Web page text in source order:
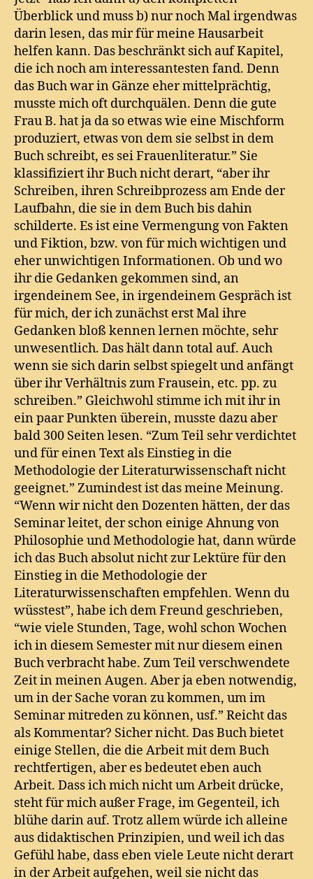
Überblick und muss b) nur noch Mal irgendwas
darin lesen, das mir für meine Hausarbeit
helfen kann. Das beschränkt sich auf Kapitel,
die ich noch am interessantesten fand. Denn
das Buch war in Gänze eher mittelprächtig,
musste mich oft durchquälen. Denn die gute
Frau B. hat ja da so etwas wie eine Mischform
produziert, etwas von dem sie selbst in dem
Buch schreibt, es sei Frauenliteratur.” Sie
klassifiziert ihr Buch nicht derart, “aber ihr
Schreiben, ihren Schreibprozess am Ende der
Laufbahn, die sie in dem Buch bis dahin
schilderte. Es ist eine Vermengung von Fakten
und Fiktion, bzw. von für mich wichtigen und
eher unwichtigen Informationen. Ob und wo
ihr die Gedanken gekommen sind, an
irgendeinem See, in irgendeinem Gespräch ist
für mich, der ich zunächst erst Mal ihre
Gedanken bloß kennen lernen möchte, sehr
unwesentlich. Das hält dann total auf. Auch
wenn sie sich darin selbst spiegelt und anfängt
über ihr Verhältnis zum Frausein, etc. pp. zu
schreiben.” Gleichwohl stimme ich mit ihr in
ein paar Punkten überein, musste dazu aber
bald 300 Seiten lesen. “Zum Teil sehr verdichtet
und für einen Text als Einstieg in die
Methodologie der Literaturwissenschaft nicht
geeignet.” Zumindest ist das meine Meinung.
“Wenn wir nicht den Dozenten hätten, der das
Seminar leitet, der schon einige Ahnung von
Philosophie und Methodologie hat, dann würde
ich das Buch absolut nicht zur Lektüre für den
Einstieg in die Methodologie der
Literaturwissenschaften empfehlen. Wenn du
wüsstest”, habe ich dem Freund geschrieben,
“wie viele Stunden, Tage, wohl schon Wochen
ich in diesem Semester mit nur diesem einen
Buch verbracht habe. Zum Teil verschwendete
Zeit in meinen Augen. Aber ja eben notwendig,
um in der Sache voran zu kommen, um im
Seminar mitreden zu können, usf.” Reicht das
als Kommentar? Sicher nicht. Das Buch bietet
einige Stellen, die die Arbeit mit dem Buch
rechtfertigen, aber es bedeutet eben auch
Arbeit. Dass ich mich nicht um Arbeit drücke,
steht für mich außer Frage, im Gegenteil, ich
blühe darin auf. Trotz allem würde ich alleine
aus didaktischen Prinzipien, und weil ich das
Gefühl habe, dass eben viele Leute nicht derart
in der Arbeit aufgehen, weil sie nicht das